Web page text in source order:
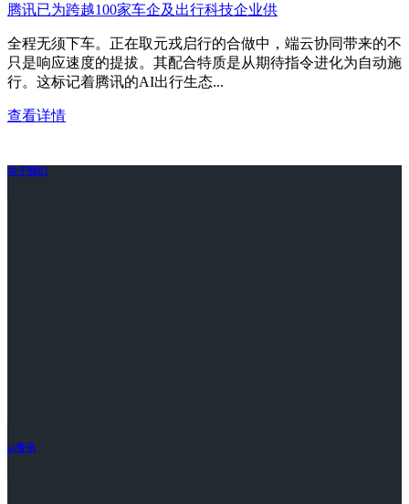
腾讯已为跨越100家车企及出行科技企业供
全程无须下车。正在取元戎启行的合做中，端云协同带来的不
只是响应速度的提拔。其配合特质是从期待指令进化为自动施
行。这标记着腾讯的AI出行生态...
查看详情
关于我们
ai资讯